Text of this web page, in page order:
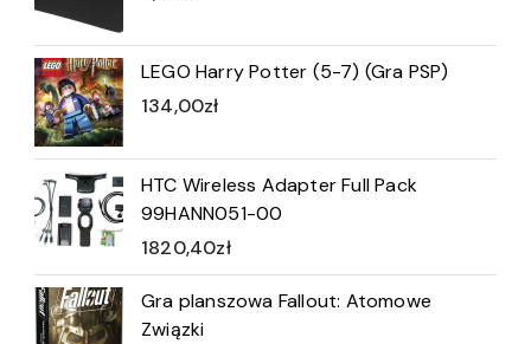
LEGO Harry Potter (5-7) (Gra PSP)
134,00zł
HTC Wireless Adapter Full Pack
99HANN051-00
1820,40zł
Gra planszowa Fallout: Atomowe
Związki